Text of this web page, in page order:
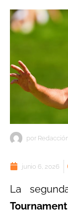
por
junio 6, 2026
La
Tournament